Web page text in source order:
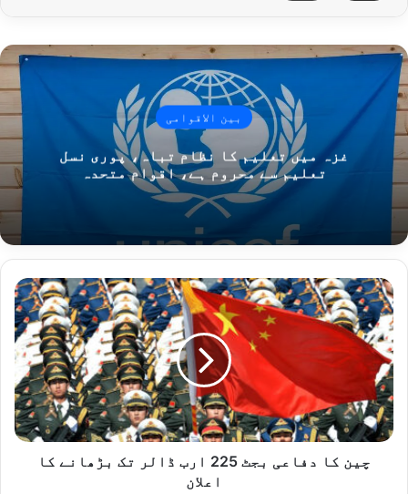
بین الاقوامی
غزہ میں تعلیم کا نظام تباہ، پوری نسل
تعلیم سے محروم ہے، اقوام متحدہ
چین
کا
دفاعی
بجٹ
225
ارب
ڈالر
تک
بڑھانے
چین کا دفاعی بجٹ 225 ارب ڈالر تک بڑھانے کا
اعلان